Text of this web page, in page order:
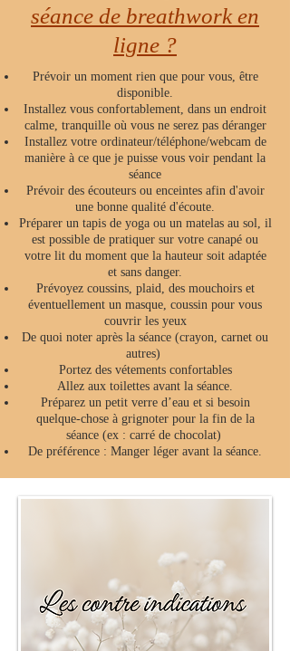
séance de breathwork en
ligne ?
Prévoir un moment rien que pour vous, être
disponible.
Installez vous confortablement, dans un endroit
calme, tranquille où vous ne serez pas déranger
Installez votre ordinateur/téléphone/webcam de
manière à ce que je puisse vous voir pendant la
séance
Prévoir des écouteurs ou enceintes afin d'avoir
une bonne qualité d'écoute.
Préparer un tapis de yoga ou un matelas au sol, il
est possible de pratiquer sur votre canapé ou
votre lit du moment que la hauteur soit adaptée
et sans danger.
Prévoyez coussins, plaid, des mouchoirs et
éventuellement un masque, coussin pour vous
couvrir les yeux
De quoi noter après la séance (crayon, carnet ou
autres)
Portez des vétements confortables
Allez aux toilettes avant la séance.
Préparez un petit verre d’eau et si besoin
quelque-chose à grignoter pour la fin de la
séance (ex : carré de chocolat)
De préférence : Manger léger avant la séance.